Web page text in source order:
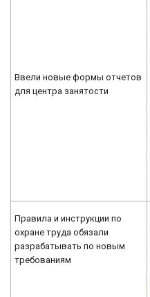
Ввели новые формы отчетов
для центра занятости
Правила и инструкции по
охране труда обязали
разрабатывать по новым
требованиям